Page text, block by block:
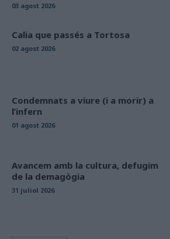
03 agost 2026
Calia que passés a Tortosa
02 agost 2026
Condemnats a viure (i a morir) a
l’infern
01 agost 2026
Avancem amb la cultura, defugim
de la demagògia
31 juliol 2026